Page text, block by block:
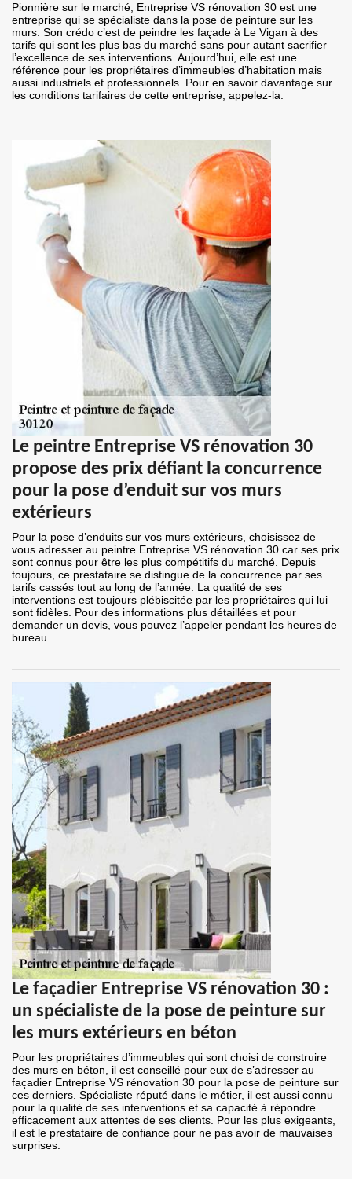
Pionnière sur le marché, Entreprise VS rénovation 30 est une
entreprise qui se spécialiste dans la pose de peinture sur les
murs. Son crédo c’est de peindre les façade à Le Vigan à des
tarifs qui sont les plus bas du marché sans pour autant sacrifier
l’excellence de ses interventions. Aujourd’hui, elle est une
référence pour les propriétaires d’immeubles d’habitation mais
aussi industriels et professionnels. Pour en savoir davantage sur
les conditions tarifaires de cette entreprise, appelez-la.
Le peintre Entreprise VS rénovation 30
propose des prix défiant la concurrence
pour la pose d’enduit sur vos murs
extérieurs
Pour la pose d’enduits sur vos murs extérieurs, choisissez de
vous adresser au peintre Entreprise VS rénovation 30 car ses prix
sont connus pour être les plus compétitifs du marché. Depuis
toujours, ce prestataire se distingue de la concurrence par ses
tarifs cassés tout au long de l’année. La qualité de ses
interventions est toujours plébiscitée par les propriétaires qui lui
sont fidèles. Pour des informations plus détaillées et pour
demander un devis, vous pouvez l’appeler pendant les heures de
bureau.
Le façadier Entreprise VS rénovation 30 :
un spécialiste de la pose de peinture sur
les murs extérieurs en béton
Pour les propriétaires d’immeubles qui sont choisi de construire
des murs en béton, il est conseillé pour eux de s’adresser au
façadier Entreprise VS rénovation 30 pour la pose de peinture sur
ces derniers. Spécialiste réputé dans le métier, il est aussi connu
pour la qualité de ses interventions et sa capacité à répondre
efficacement aux attentes de ses clients. Pour les plus exigeants,
il est le prestataire de confiance pour ne pas avoir de mauvaises
surprises.